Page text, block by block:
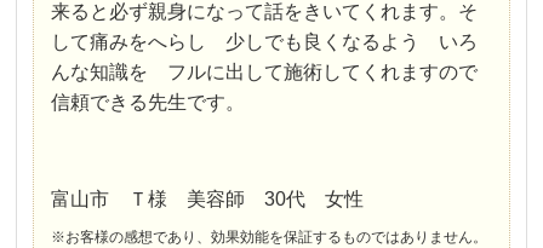
来ると必ず親身になって話をきいてくれます。そ
して痛みをへらし 少しでも良くなるよう いろ
んな知識を フルに出して施術してくれますので
信頼できる先生です。
富山市 Ｔ様 美容師 30代 女性
※お客様の感想であり、効果効能を保証するものではありません。